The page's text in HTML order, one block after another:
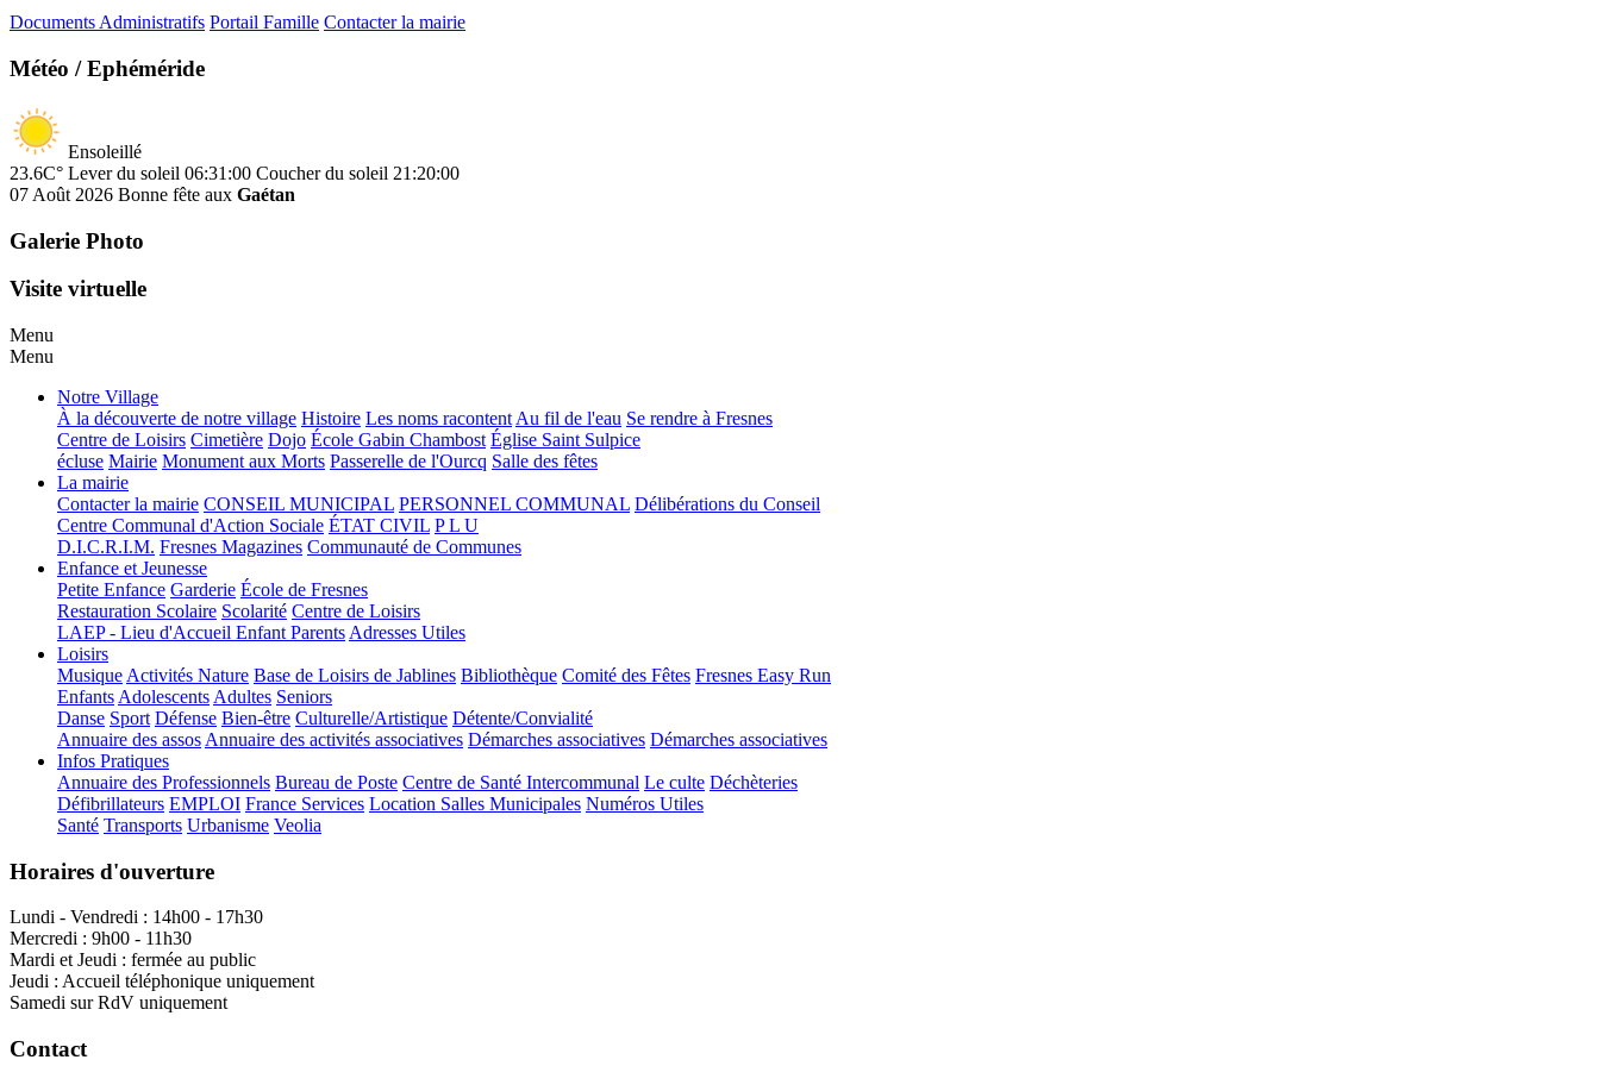
Documents Administratifs Portail Famille Contacter la mairie
Météo / Ephéméride
Ensoleillé
23.6C° Lever du soleil 06:31:00 Coucher du soleil 21:20:00
07 Août 2026 Bonne fête aux Gaétan
Galerie Photo
Visite virtuelle
Menu
Menu
Notre Village
À la découverte de notre village Histoire Les noms racontent Au fil de l'eau Se rendre à Fresnes
Centre de Loisirs Cimetière Dojo École Gabin Chambost Église Saint Sulpice
écluse Mairie Monument aux Morts Passerelle de l'Ourcq Salle des fêtes
La mairie
Contacter la mairie CONSEIL MUNICIPAL PERSONNEL COMMUNAL Délibérations du Conseil
Centre Communal d'Action Sociale ÉTAT CIVIL P L U
D.I.C.R.I.M. Fresnes Magazines Communauté de Communes
Enfance et Jeunesse
Petite Enfance Garderie École de Fresnes
Restauration Scolaire Scolarité Centre de Loisirs
LAEP - Lieu d'Accueil Enfant Parents Adresses Utiles
Loisirs
Musique Activités Nature Base de Loisirs de Jablines Bibliothèque Comité des Fêtes Fresnes Easy Run
Enfants Adolescents Adultes Seniors
Danse Sport Défense Bien-être Culturelle/Artistique Détente/Convialité
Annuaire des assos Annuaire des activités associatives Démarches associatives Démarches associatives
Infos Pratiques
Annuaire des Professionnels Bureau de Poste Centre de Santé Intercommunal Le culte Déchèteries
Défibrillateurs EMPLOI France Services Location Salles Municipales Numéros Utiles
Santé Transports Urbanisme Veolia
Horaires d'ouverture
Lundi - Vendredi : 14h00 - 17h30
Mercredi : 9h00 - 11h30
Mardi et Jeudi : fermée au public
Jeudi : Accueil téléphonique uniquement
Samedi sur RdV uniquement
Contact